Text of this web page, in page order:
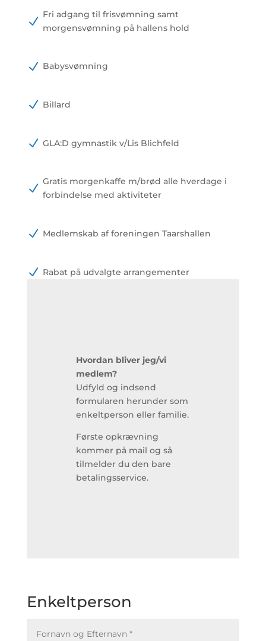
N
Fri adgang til frisvømning samt
morgensvømning på hallens hold
N Babysvømning
N Billard
N GLA:D gymnastik v/Lis Blichfeld
N
Gratis morgenkaffe m/brød alle hverdage i
forbindelse med aktiviteter
N Medlemskab af foreningen Taarshallen
N Rabat på udvalgte arrangementer
Hvordan bliver jeg/vi
medlem?
Udfyld og indsend
formularen herunder som
enkeltperson eller familie.
Første opkrævning
kommer på mail og så
tilmelder du den bare
betalingsservice.
Enkeltperson